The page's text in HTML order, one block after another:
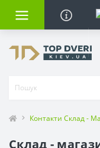
Контакти Склад -
Склад -